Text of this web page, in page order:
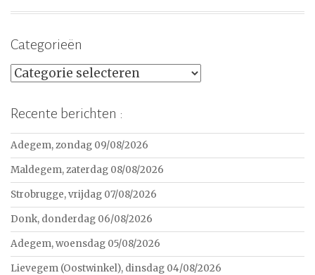
Categorieën
Categorieën
Recente berichten :
Adegem, zondag 09/08/2026
Maldegem, zaterdag 08/08/2026
Strobrugge, vrijdag 07/08/2026
Donk, donderdag 06/08/2026
Adegem, woensdag 05/08/2026
Lievegem (Oostwinkel), dinsdag 04/08/2026